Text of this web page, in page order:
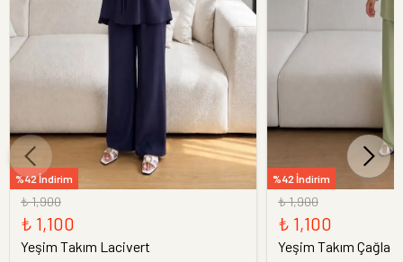
%42 İndirim
₺ 1,900
₺ 1,100
Yeşim Takım Lacivert
%42 İndirim
₺ 1,900
₺ 1,100
Yeşim Takım Çağla